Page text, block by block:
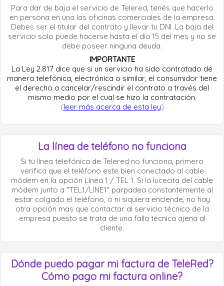
Para dar de baja el servicio de Telered, tenés que hacerlo
en persona en una las oficinas comerciales de la empresa.
Debes ser el titular del contrato y llevar tu DNI. La baja del
servicio solo puede hacerse hasta el día 15 del mes y no se
debe poseer ninguna deuda.
IMPORTANTE
La Ley 2.817 dice que si un servicio ha sido contratado de
manera telefónica, electrónica o similar, el consumidor tiene
el derecho a cancelar/rescindir el contrato a través del
mismo medio por el cual se hizo la contratación.
(leer más acerca de esta ley)
La línea de teléfono no funciona
Si tu línea telefónica de Telered no funciona, primero
verifica que el teléfono este bien conectado al cable
módem en la opción Línea 1 / TEL 1. Si la lucecita del cable
módem junto a "TEL1/LINE1" parpadea constantemente al
estar colgado el teléfono, o ni siquiera enciende, no hay
otra opción mas que contactar al servicio técnico de la
empresa puesto se trata de una falla técnica ajena al
cliente.
Dónde puedo pagar mi factura de TeleRed?
Cómo pago mi factura online?